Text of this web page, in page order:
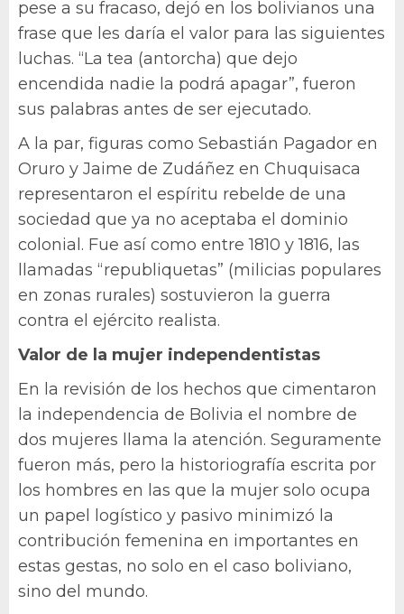
pese a su fracaso, dejó en los bolivianos una
frase que les daría el valor para las siguientes
luchas. “La tea (antorcha) que dejo
encendida nadie la podrá apagar”, fueron
sus palabras antes de ser ejecutado.
A la par, figuras como Sebastián Pagador en
Oruro y Jaime de Zudáñez en Chuquisaca
representaron el espíritu rebelde de una
sociedad que ya no aceptaba el dominio
colonial. Fue así como entre 1810 y 1816, las
llamadas “republiquetas” (milicias populares
en zonas rurales) sostuvieron la guerra
contra el ejército realista.
Valor de la mujer independentistas
En la revisión de los hechos que cimentaron
la independencia de Bolivia el nombre de
dos mujeres llama la atención. Seguramente
fueron más, pero la historiografía escrita por
los hombres en las que la mujer solo ocupa
un papel logístico y pasivo minimizó la
contribución femenina en importantes en
estas gestas, no solo en el caso boliviano,
sino del mundo.